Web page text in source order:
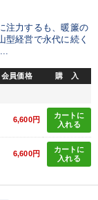
注力するも、暖簾の
型経営で永代に続く
会員価格 購 入
6,600円
カートに
入れる
6,600円
カートに
入れる